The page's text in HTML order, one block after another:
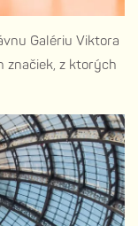
Galériu Viktora
značiek, z ktorých